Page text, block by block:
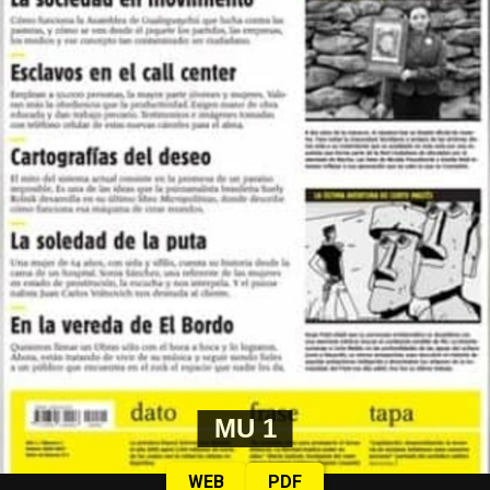
escribiendo en la calle. Pero eso no significa que no sea
un libro profundo. Eso no significa que no sea un libro
de teoría, eso es teoría feminista. ¿Pero cómo se atreve?
¿Pero dónde está la bibliografía? La bibliografía es tu
mirada llena de ilusión. La bibliografía es tu entrepierna.
La bibliografía son tus tetas. La bibliografía son tus
cabellos. La bibliografía es la chamarra que me acaban
de regalar, cosida con la whipala. No, estás haciendo
demagogia, María, eso no es bibliografía, ahí no hay
pensamiento: eso es lo que hay que desobedecer, por
favor entendámoslo y entendámoslo en serio, hay que
desobedecer el mandato de que seamos idiotas. No
somos idiotas y nuestras luchas sociales son luchas que
no solo producen una frase y una reivindicación, sino
que hay pensamiento que sacar, que escribir, que
escuchar. La lucha y la calle son lugares de producción
de pensamiento”.
MU 1
WEB PDF